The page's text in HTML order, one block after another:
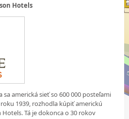
Hotels
americká sieť so 600 000 posteľami
1939, rozhodla kúpiť americkú
Tá je dokonca o 30 rokov